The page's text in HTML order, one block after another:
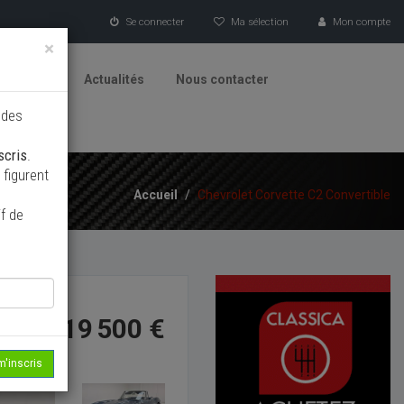
Se connecter Ma sélection Mon compte
Actualités Nous contacter
Accueil / Chevrolet Corvette C2 Convertible
119 500 €
×
.
de